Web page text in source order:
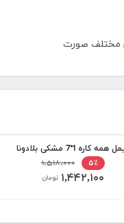
مختلف صورت
همه کاره 1*7 مشکی بلادونا
۵٪
۱,۵۱۸,۰۰۰
۱,۴۴۲,۱۰۰ تومان